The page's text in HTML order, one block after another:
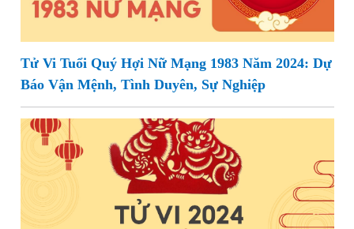
Tử Vi Tuổi Quý Hợi Nữ Mạng 1983 Năm 2024: Dự
Báo Vận Mệnh, Tình Duyên, Sự Nghiệp